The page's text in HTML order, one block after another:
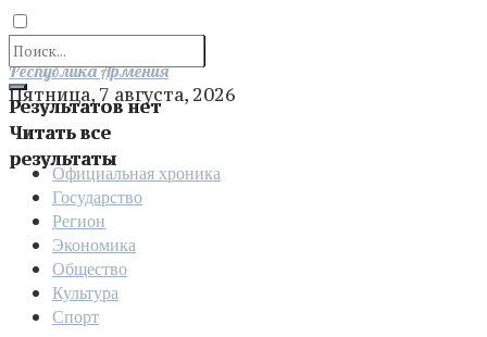
Результатов нет
Читать все
результаты
Отправить
Республика Армения
Пятница, 7 августа, 2026
Официальная хроника
Государство
Регион
Экономика
Общество
Культура
Спорт